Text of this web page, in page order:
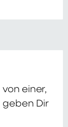
einer,
geben Dir